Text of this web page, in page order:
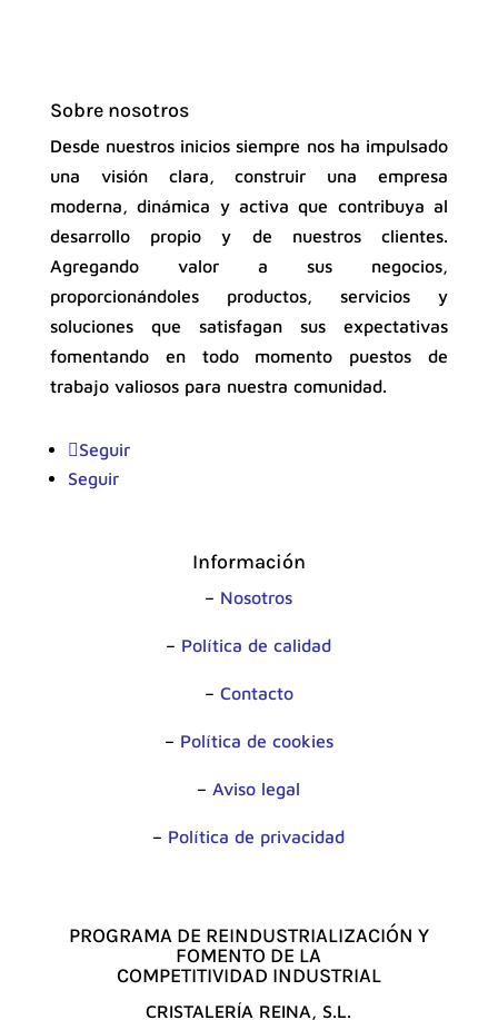
Sobre nosotros
Desde nuestros inicios siempre nos ha impulsado
una visión clara, construir una empresa
moderna, dinámica y activa que contribuya al
desarrollo propio y de nuestros clientes.
Agregando valor a sus negocios,
proporcionándoles productos, servicios y
soluciones que satisfagan sus expectativas
fomentando en todo momento puestos de
trabajo valiosos para nuestra comunidad.
Seguir
Seguir
Información
– Nosotros
– Política de calidad
– Contacto
– Política de cookies
–Aviso legal
– Política de privacidad
PROGRAMA DE REINDUSTRIALIZACIÓN Y
FOMENTO DE LA
COMPETITIVIDAD INDUSTRIAL
CRISTALERÍA REINA, S.L.